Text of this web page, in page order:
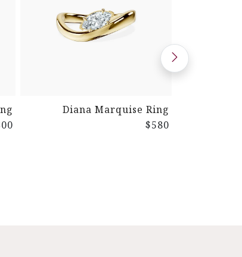
Diana Marquise Ring
$580